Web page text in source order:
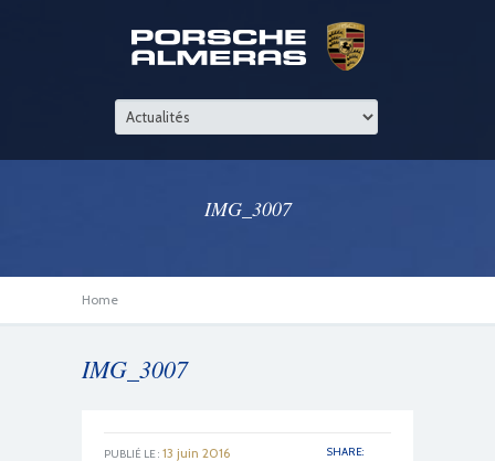
IMG_3007
Home
IMG_3007
SHARE:
PUBLIÉ LE : 13 juin 2016